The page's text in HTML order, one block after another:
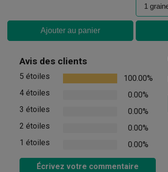
Ajouter au panier
Avis des clients
5 étoiles
100.00%
4 étoiles
0.00%
3 étoiles
0.00%
2 étoiles
0.00%
1 étoiles
0.00%
Écrivez votre commentaire